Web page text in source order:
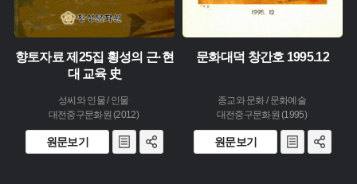
향토자료 제25집 횡성의 근·현
대 교육 史
성씨와 인물 / 인물
대전중구문화원 (2012)
원문보기
문화대덕 창간호 1995.12
종교와 문화 / 문화예술
대전중구문화원 (1995)
원문보기